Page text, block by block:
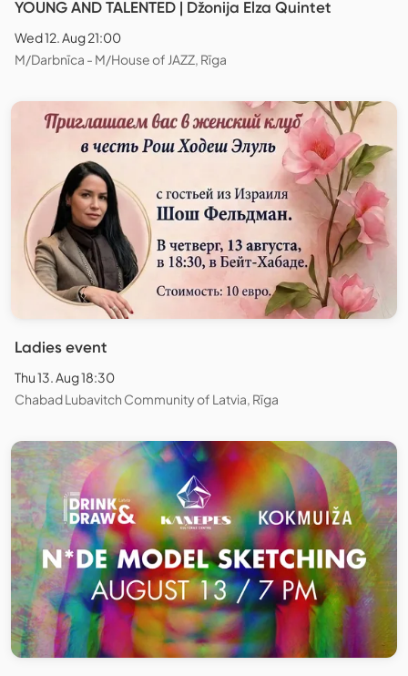
YOUNG AND TALENTED | Džonija Elza Quintet
Wed 12. Aug 21:00
M/Darbnīca - M/House of JAZZ, Rīga
Ladies event
Thu 13. Aug 18:30
Chabad Lubavitch Community of Latvia, Rīga